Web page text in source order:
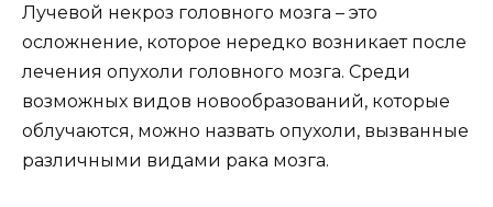
Лучевой некроз головного мозга – это
осложнение, которое нередко возникает после
лечения опухоли головного мозга. Среди
возможных видов новообразований, которые
облучаются, можно назвать опухоли, вызванные
различными видами рака мозга.